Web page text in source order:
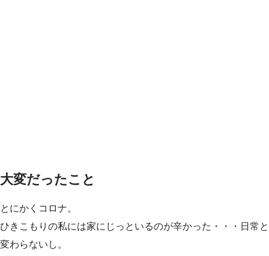
大変だったこと
とにかくコロナ。
ひきこもりの私には家にじっといるのが辛かった・・・日常と
変わらないし。